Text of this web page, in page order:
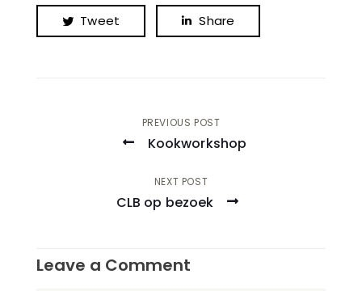
Tweet Share
PREVIOUS POST
Kookworkshop
NEXT POST
CLB op bezoek
Leave a Comment